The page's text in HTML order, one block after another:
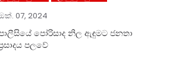
07, 2024
පෝරිසාද නිල ඇඳුමට ජනතා
පලවේ